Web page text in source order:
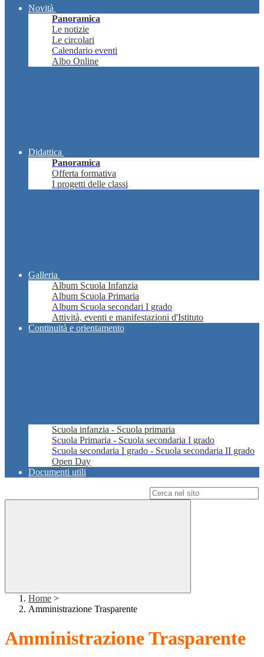
Novità
Panoramica
Le notizie
Le circolari
Calendario eventi
Albo Online
Didattica
Panoramica
Offerta formativa
I progetti delle classi
Galleria
Album Scuola Infanzia
Album Scuola Primaria
Album Scuola secondari I grado
Attività, eventi e manifestazioni d'Istituto
Continuità e orientamento
Scuola infanzia - Scuola primaria
Scuola Primaria - Scuola secondaria I grado
Scuola secondaria I grado - Scuola secondaria II grado
Open Day
Documenti utili
Home >
Amministrazione Trasparente
Amministrazione Trasparente